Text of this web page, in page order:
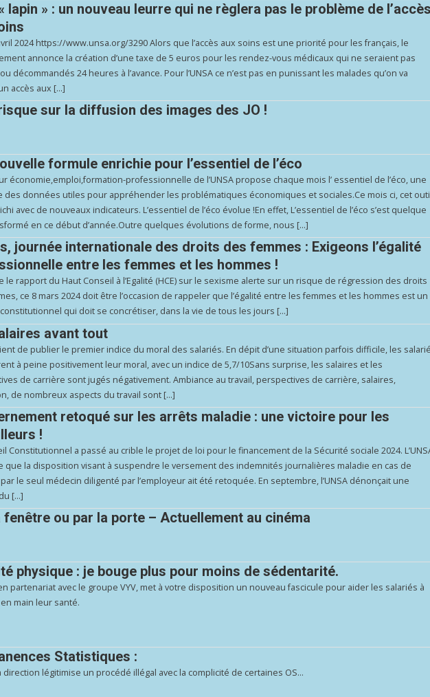
lapin » : un nouveau leurre qui ne règlera pas le problème de
2024 https://www.unsa.org/3290 Alors que l’accès aux soins est une priorité pour les français, le
annonce la création d’une taxe de 5 euros pour les rendez-vous médicaux qui ne seraient pas
décommandés 24 heures à l’avance. Pour l’UNSA ce n’est pas en punissant les malades qu’on va
accès aux […]
sur la diffusion des images des JO !
formule enrichie pour l’essentiel de l’éco
économie,emploi,formation-professionnelle de l’UNSA propose chaque mois l’ essentiel de l’éco, une
des données utiles pour appréhender les problématiques économiques et sociales.Ce mois ci, cet
avec de nouveaux indicateurs. L’essentiel de l’éco évolue !En effet, L’essentiel de l’éco s’est quelque
en ce début d’année.Outre quelques évolutions de forme, nous […]
journée internationale des droits des femmes : Exigeons l’égalité
entre les femmes et les hommes !
le rapport du Haut Conseil à l’Egalité (HCE) sur le sexisme alerte sur un risque de régression des droits
ce 8 mars 2024 doit être l’occasion de rappeler que l’égalité entre les femmes et les hommes est un
qui doit se concrétiser, dans la vie de tous les jours […]
avant tout
vient de publier le premier indice du moral des salariés. En dépit d’une situation parfois difficile, les
à peine positivement leur moral, avec un indice de 5,7/10Sans surprise, les salaires et les
de carrière sont jugés négativement. Ambiance au travail, perspectives de carrière, salaires,
de nombreux aspects du travail sont […]
retoqué sur les arrêts maladie : une victoire pour les
!
Constitutionnel a passé au crible le projet de loi pour le financement de la Sécurité sociale 2024.
que la disposition visant à suspendre le versement des indemnités journalières maladie en cas de
le seul médecin diligenté par l’employeur ait été retoquée. En septembre, l’UNSA dénonçait une
[…]
fenêtre ou par la porte – Actuellement au cinéma
physique : je bouge plus pour moins de sédentarité.
en partenariat avec le groupe VYV, met à votre disposition un nouveau fascicule pour aider les salariés à
main leur santé.
Statistiques :
direction légitimise un procédé illégal avec la complicité de certaines OS…